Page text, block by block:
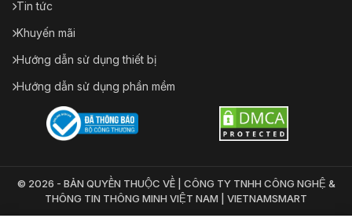
Tin tức
Khuyến mãi
Hướng dẫn sử dụng thiết bị
Hướng dẫn sử dụng phần mềm
© 2026 - BẢN QUYỀN THUỘC VỀ | CÔNG TY TNHH CÔNG NGHỆ &
THÔNG TIN THÔNG MINH VIỆT NAM | VIETNAMSMART